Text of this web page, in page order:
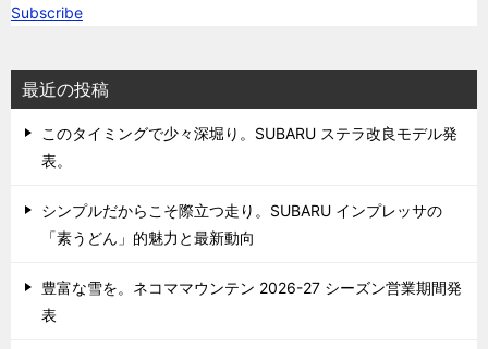
Subscribe
最近の投稿
このタイミングで少々深堀り。SUBARU ステラ改良モデル発
表。
シンプルだからこそ際立つ走り。SUBARU インプレッサの
「素うどん」的魅力と最新動向
豊富な雪を。ネコママウンテン 2026-27 シーズン営業期間発
表